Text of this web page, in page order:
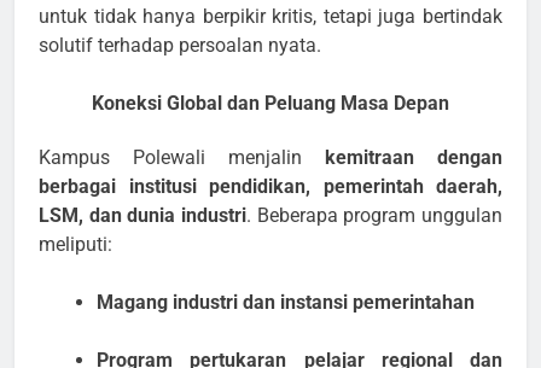
untuk tidak hanya berpikir kritis, tetapi juga bertindak
solutif terhadap persoalan nyata.
Koneksi Global dan Peluang Masa Depan
Kampus Polewali menjalin
kemitraan dengan
berbagai institusi pendidikan, pemerintah daerah,
LSM, dan dunia industri. Beberapa program unggulan
meliputi:
Magang industri dan instansi pemerintahan
Program pertukaran pelajar regional dan